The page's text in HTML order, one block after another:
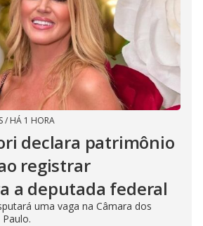
/ HÁ 1 HORA
declara patrimônio
registrar
a deputada federal
uma vaga na Câmara dos